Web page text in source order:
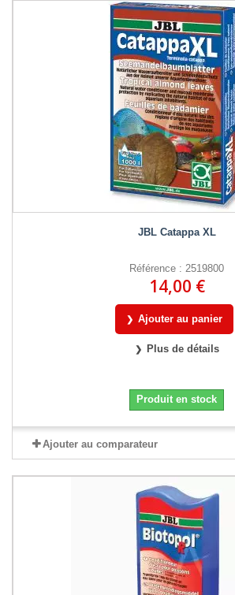
JBL Catappa XL
Référence : 2519800
14,00 €
Ajouter au panier
Plus de détails
Produit en stock
Ajouter au comparateur